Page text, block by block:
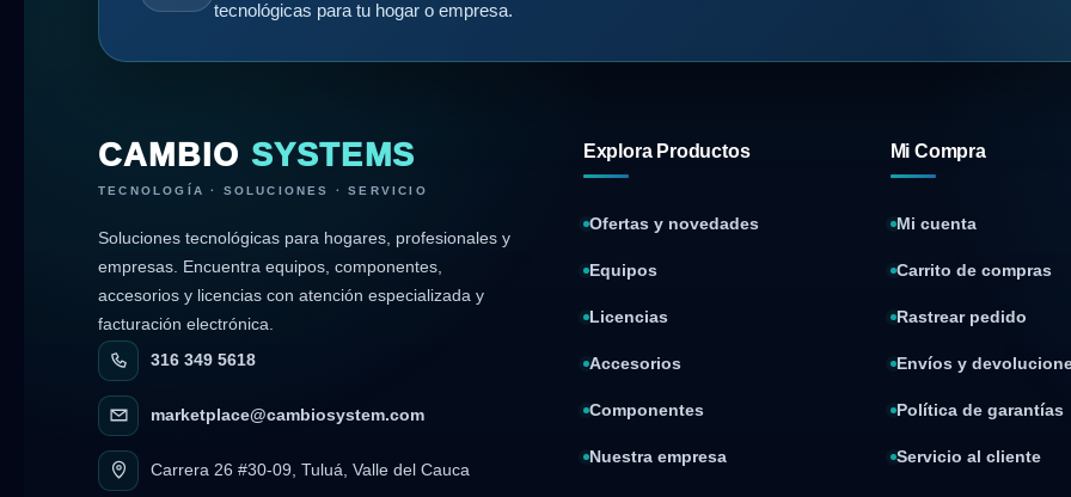
tecnológicas para tu hogar o empresa.
CAMBIO SYSTEMS
TECNOLOGÍA · SOLUCIONES · SERVICIO
Soluciones tecnológicas para hogares, profesionales y
empresas. Encuentra equipos, componentes,
accesorios y licencias con atención especializada y
facturación electrónica.
316 349 5618
marketplace@cambiosystem.com
Carrera 26 #30-09, Tuluá, Valle del Cauca
Explora Productos
Ofertas y novedades
Equipos
Licencias
Accesorios
Componentes
Nuestra empresa
Mi Compra
Mi cuenta
Carrito de compras
Rastrear pedido
Envíos y
Política de garantías
Servicio al cliente